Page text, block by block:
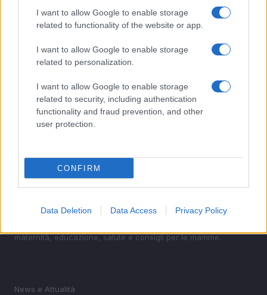
I want to allow Google to enable storage
related to functionality of the website or app.
I want to allow Google to enable storage
related to personalization.
I want to allow Google to enable storage
related to security, including authentication
functionality and fraud prevention, and other
user protection.
CONFIRM
Data Deletion Data Access Privacy Policy
disidratazione e colpi di calore
Gravidanza a rischio: come organizzare controlli,
Gestire il diabete tipo 1 in gravidanza: monitoraggio e
Gravidanza attiva: guida pratica con sport sicuri per
ogni trimestre
maternità, educazione, salute e consigli per le mamme.
News e Attualità